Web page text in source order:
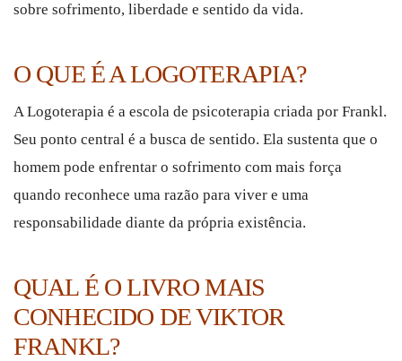
sobre sofrimento, liberdade e sentido da vida.
O QUE É A LOGOTERAPIA?
A Logoterapia é a escola de psicoterapia criada por Frankl.
Seu ponto central é a busca de sentido. Ela sustenta que o
homem pode enfrentar o sofrimento com mais força
quando reconhece uma razão para viver e uma
responsabilidade diante da própria existência.
QUAL É O LIVRO MAIS
CONHECIDO DE VIKTOR
FRANKL?